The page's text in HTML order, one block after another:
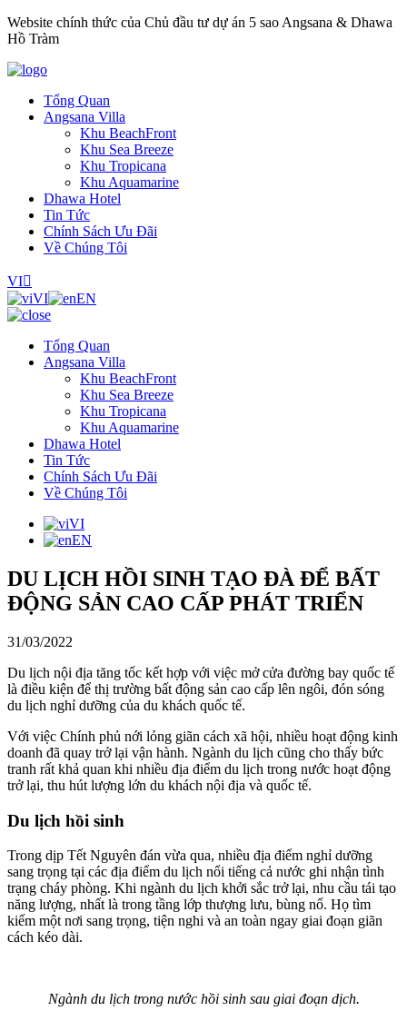
Website chính thức của Chủ đầu tư dự án 5 sao Angsana & Dhawa
Hồ Tràm
Tổng Quan
Angsana Villa
Khu BeachFront
Khu Sea Breeze
Khu Tropicana
Khu Aquamarine
Dhawa Hotel
Tin Tức
Chính Sách Ưu Đãi
Về Chúng Tôi
VI
VI
EN
Tổng Quan
Angsana Villa
Khu BeachFront
Khu Sea Breeze
Khu Tropicana
Khu Aquamarine
Dhawa Hotel
Tin Tức
Chính Sách Ưu Đãi
Về Chúng Tôi
VI
EN
DU LỊCH HỒI SINH TẠO ĐÀ ĐỂ BẤT
ĐỘNG SẢN CAO CẤP PHÁT TRIỂN
31/03/2022
Du lịch nội địa tăng tốc kết hợp với việc mở cửa đường bay quốc tế
là điều kiện để thị trường bất động sản cao cấp lên ngôi, đón sóng
du lịch nghỉ dưỡng của du khách quốc tế.
Với việc Chính phủ nới lỏng giãn cách xã hội, nhiều hoạt động kinh
doanh đã quay trở lại vận hành. Ngành du lịch cũng cho thấy bức
tranh rất khả quan khi nhiều địa điểm du lịch trong nước hoạt động
trở lại, thu hút lượng lớn du khách nội địa và quốc tế.
Du lịch hồi sinh
Trong dịp Tết Nguyên đán vừa qua, nhiều địa điểm nghỉ dưỡng
sang trọng tại các địa điểm du lịch nổi tiếng cả nước ghi nhận tình
trạng cháy phòng. Khi ngành du lịch khởi sắc trở lại, nhu cầu tái tạo
năng lượng, nhất là trong tầng lớp thượng lưu, bùng nổ. Họ tìm
kiếm một nơi sang trọng, tiện nghi và an toàn ngay giai đoạn giãn
cách kéo dài.
Ngành du lịch trong nước hồi sinh sau giai đoạn dịch.